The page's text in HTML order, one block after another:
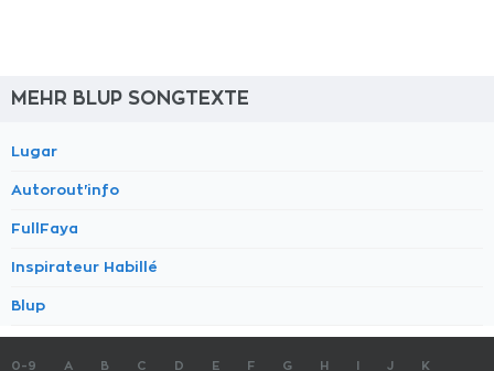
MEHR BLUP SONGTEXTE
Lugar
Autorout'info
FullFaya
Inspirateur Habillé
Blup
0-9 A B C D E F G H J K